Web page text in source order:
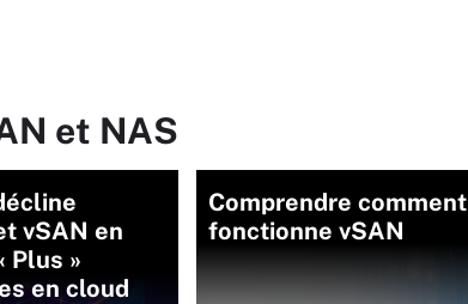
et NAS
vSAN en
Plus »
en cloud
Comprendre comment
fonctionne vSAN